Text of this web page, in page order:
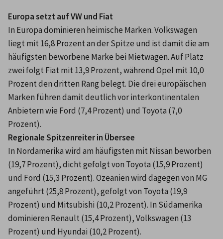
Europa setzt auf VW und Fiat
In Europa dominieren heimische Marken. Volkswagen
liegt mit 16,8 Prozent an der Spitze und ist damit die am
häufigsten beworbene Marke bei Mietwagen. Auf Platz
zwei folgt Fiat mit 13,9 Prozent, während Opel mit 10,0
Prozent den dritten Rang belegt. Die drei europäischen
Marken führen damit deutlich vor interkontinentalen
Anbietern wie Ford (7,4 Prozent) und Toyota (7,0
Prozent).
Regionale Spitzenreiter in Übersee
In Nordamerika wird am häufigsten mit Nissan beworben
(19,7 Prozent), dicht gefolgt von Toyota (15,9 Prozent)
und Ford (15,3 Prozent). Ozeanien wird dagegen von MG
angeführt (25,8 Prozent), gefolgt von Toyota (19,9
Prozent) und Mitsubishi (10,2 Prozent). In Südamerika
dominieren Renault (15,4 Prozent), Volkswagen (13
Prozent) und Hyundai (10,2 Prozent).